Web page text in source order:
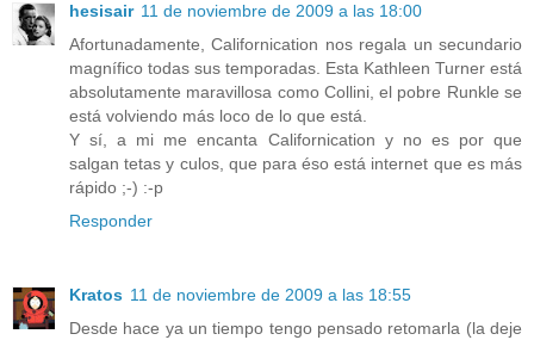
hesisair 11 de noviembre de 2009 a las 18:00
Afortunadamente, Californication nos regala un secundario
magnífico todas sus temporadas. Esta Kathleen Turner está
absolutamente maravillosa como Collini, el pobre Runkle se
está volviendo más loco de lo que está.
Y sí, a mi me encanta Californication y no es por que
salgan tetas y culos, que para éso está internet que es más
rápido ;-) :-p
Responder
Kratos 11 de noviembre de 2009 a las 18:55
Desde hace ya un tiempo tengo pensado retomarla (la deje